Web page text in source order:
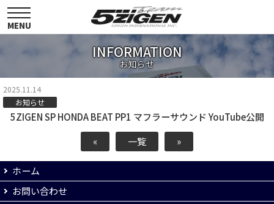
toggle
navigation
MENU
INFORMATION
お知らせ
2025.11.14
お知らせ
5ZIGEN SP HONDA BEAT PP1 マフラーサウンド YouTube公開
«
一覧 »
ホーム
お問い合わせ